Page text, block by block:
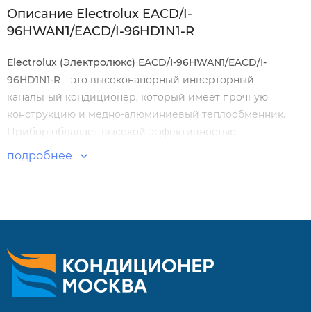
Описание Electrolux EACD/I-
96HWAN1/EACD/I-96HD1N1-R
Electrolux (Электролюкс) EACD/I-96HWAN1/EACD/I-
96HD1N1-R – это высоконапорный инверторный
канальный кондиционер, который имеет прочную
конструкцию и медно-алюминиевый теплообменник.
Прибор обладает высокой эффективностью,
надежностью и безопасностью службы. Управление
Максимально точно поддерживает заданную
температуру
подробнее